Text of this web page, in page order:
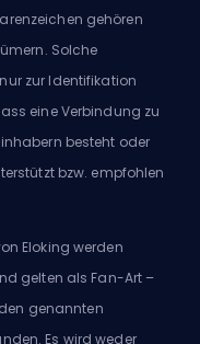
gehören
Solche
zur Identifikation
eine Verbindung zu
besteht oder
bzw. empfohlen
Eloking werden
gelten als Fan-Art –
genannten
Es wird weder